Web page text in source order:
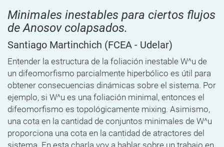
Minimales inestables para ciertos flujos
de Anosov colapsados.
Santiago Martinchich (FCEA - Udelar)
Entender la estructura de la foliación inestable W^u de
un difeomorfismo parcialmente hiperbólico es útil para
obtener consecuencias dinámicas sobre el sistema. Por
ejemplo, si W^u es una foliación minimal, entonces el
difeomorfismo es topológicamente mixing. Asimismo,
una cota en la cantidad de conjuntos minimales de W^u
proporciona una cota en la cantidad de atractores del
sistema. En esta charla voy a hablar sobre un trabajo en